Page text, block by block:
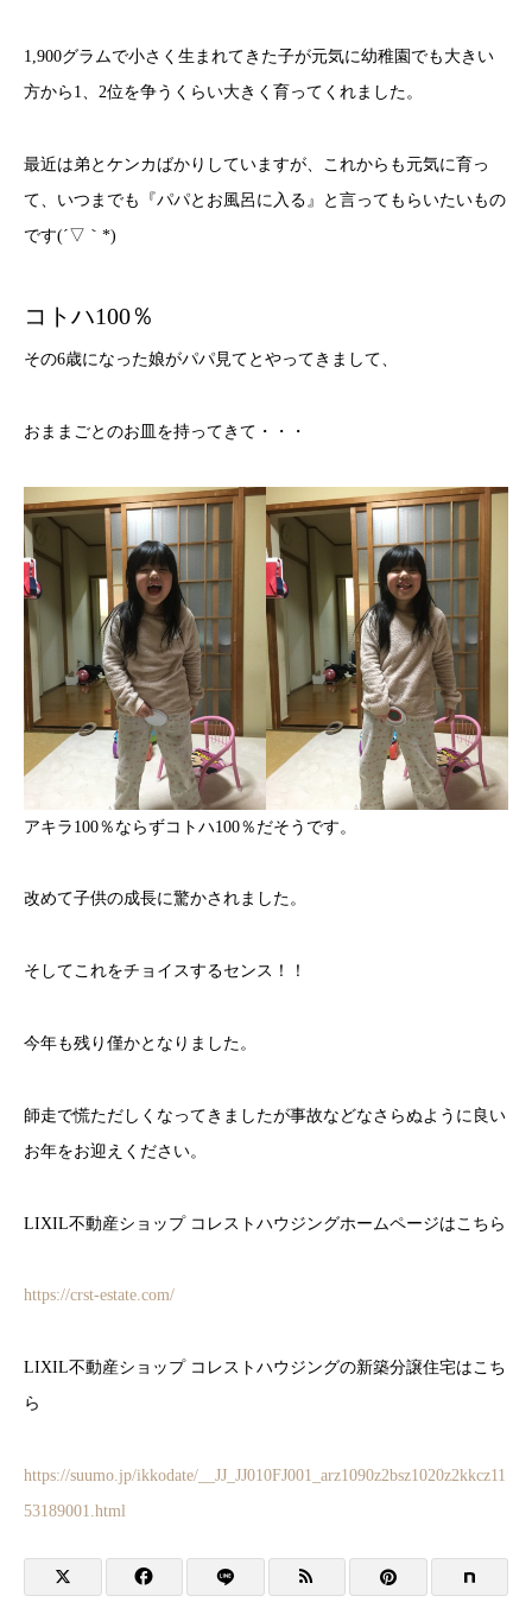
1,900グラムで小さく生まれてきた子が元気に幼稚園でも大きい
方から1、2位を争うくらい大きく育ってくれました。
最近は弟とケンカばかりしていますが、これからも元気に育っ
て、いつまでも『パパとお風呂に入る』と言ってもらいたいもの
です(´▽｀*)
コトハ100％
その6歳になった娘がパパ見てとやってきまして、
おままごとのお皿を持ってきて・・・
アキラ100％ならずコトハ100％だそうです。
改めて子供の成長に驚かされました。
そしてこれをチョイスするセンス！！
今年も残り僅かとなりました。
師走で慌ただしくなってきましたが事故などなさらぬように良い
お年をお迎えください。
LIXIL不動産ショップ コレストハウジングホームページはこちら
https://crst-estate.com/
LIXIL不動産ショップ コレストハウジングの新築分譲住宅はこち
ら
https://suumo.jp/ikkodate/__JJ_JJ010FJ001_arz1090z2bsz1020z2kkcz11
53189001.html